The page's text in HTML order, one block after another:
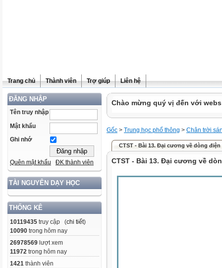
Trang chủ Thành viên Trợ giúp Liên hệ
ĐĂNG NHẬP
Tên truy nhập
Mật khẩu
Ghi nhớ
Quên mật khẩu ĐK thành viên
TÀI NGUYÊN DẠY HỌC
THỐNG KÊ
10119435 truy cập (chi tiết)
10090 trong hôm nay
26978569 lượt xem
11972 trong hôm nay
1421 thành viên
Chào mừng quý vị đến với
Gốc > Trung học phổ thông > Chân trời
CTST - Bài 13. Đại cương về dòng điện
CTST - Bài 13. Đại cương về